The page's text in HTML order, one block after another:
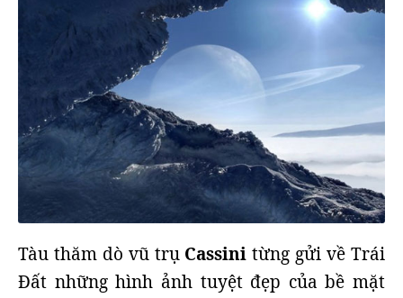
Tàu thăm dò vũ trụ Cassini từng gửi về Trái
Đất những hình ảnh tuyệt đẹp của bề mặt